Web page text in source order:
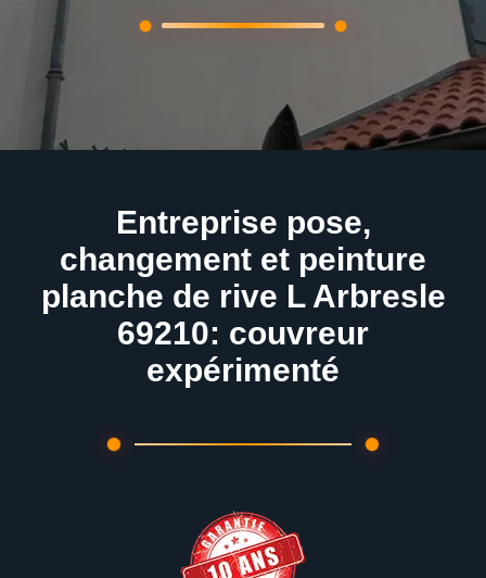
Entreprise pose,
changement et peinture
planche de rive L Arbresle
69210: couvreur
expérimenté